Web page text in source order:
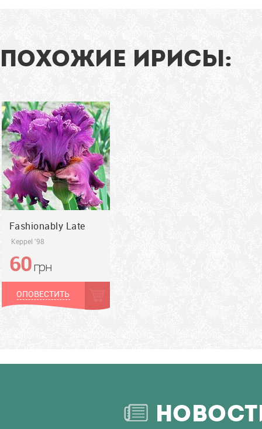
ПОХОЖИЕ ИРИСЫ:
Fashionably Late
Keppel '98
грн
60грн
ОПОВЕСТИТЬ
1998